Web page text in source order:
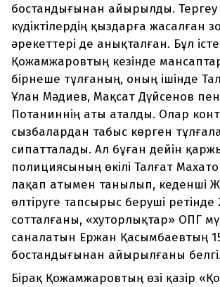
бостандығынан айырылды.
күдіктілердің қыздарға жасалған
әрекеттері де анықталған. Бұл істе
Қожамжаровтың кезінде
бірнеше тұлғаның, оның ішінде
Ұлан Мәдиев, Мақсат Дүйсенов
Потаниннің аты аталды. Олар
сызбалардан табыс көрген
сипатталады. Ал бұған дейін
полициясының өкілі Талғат
лақап атымен танылып, кеденші
өлтіруге тапсырыс беруші
сотталғаны, «хуторлықтар» ОПГ
саналатын Ержан Қасымбаевтың
бостандығынан айырылғаны
Бірақ Қожамжаровтың өзі қазір